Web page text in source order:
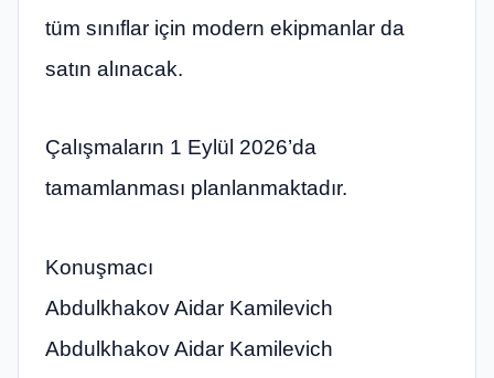
tüm sınıflar için modern ekipmanlar da
satın alınacak.
Çalışmaların 1 Eylül 2026’da
tamamlanması planlanmaktadır.
Konuşmacı
Abdulkhakov Aidar Kamilevich
Abdulkhakov Aidar Kamilevich